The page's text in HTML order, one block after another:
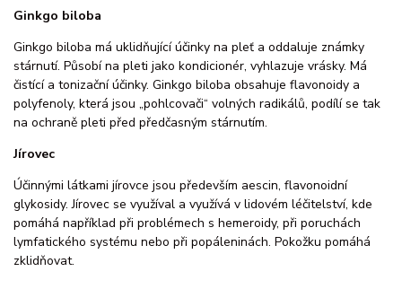
Ginkgo biloba
Ginkgo biloba má uklidňující účinky na pleť a oddaluje známky
stárnutí. Působí na pleti jako kondicionér, vyhlazuje vrásky. Má
čistící a tonizační účinky. Ginkgo biloba obsahuje flavonoidy a
polyfenoly, která jsou „pohlcovači“ volných radikálů, podílí se tak
na ochraně pleti před předčasným stárnutím.
Jírovec
Účinnými látkami jírovce jsou především aescin, flavonoidní
glykosidy. Jírovec se využíval a využívá v lidovém léčitelství, kde
pomáhá například při problémech s hemeroidy, při poruchách
lymfatického systému nebo při popáleninách. Pokožku pomáhá
zklidňovat.